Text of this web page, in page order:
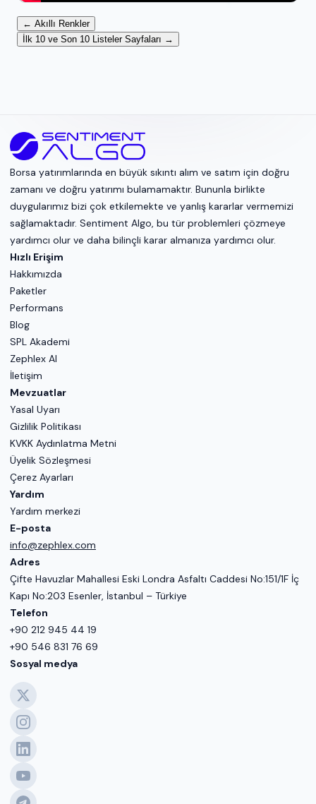
← Akıllı Renkler
İlk 10 ve Son 10 Listeler Sayfaları →
Borsa yatırımlarında en büyük sıkıntı alım ve satım için doğru
zamanı ve doğru yatırımı bulamamaktır. Bununla birlikte
duygularımız bizi çok etkilemekte ve yanlış kararlar vermemizi
sağlamaktadır. Sentiment Algo, bu tür problemleri çözmeye
yardımcı olur ve daha bilinçli karar almanıza yardımcı olur.
Hızlı Erişim
Hakkımızda
Paketler
Performans
Blog
SPL Akademi
Zephlex AI
İletişim
Mevzuatlar
Yasal Uyarı
Gizlilik Politikası
KVKK Aydınlatma Metni
Üyelik Sözleşmesi
Çerez Ayarları
Yardım
Yardım merkezi
E-posta
info@zephlex.com
Adres
Çifte Havuzlar Mahallesi Eski Londra Asfaltı Caddesi No:151/1F İç
Kapı No:203 Esenler, İstanbul – Türkiye
Telefon
+90 212 945 44 19
+90 546 831 76 69
Sosyal medya